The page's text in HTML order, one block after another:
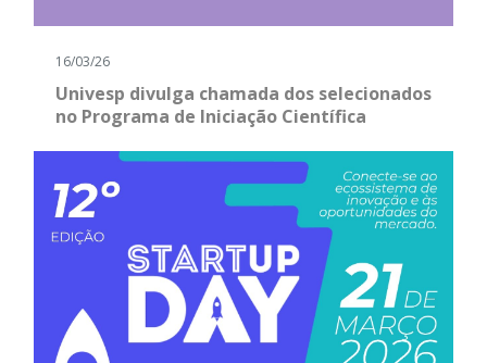
16/03/26
Univesp divulga chamada dos selecionados
no Programa de Iniciação Científica